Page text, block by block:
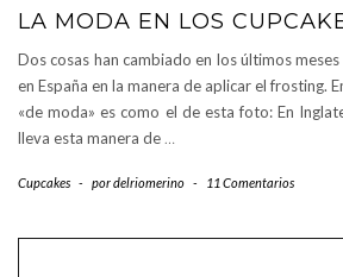
LA MODA EN LOS
Dos cosas han cambiado en los últimos
en España en la manera de aplicar el frosting.
«de moda» es como el de esta foto: En
lleva esta manera de …
Cupcakes - pordelriomerino - 11 Comentarios